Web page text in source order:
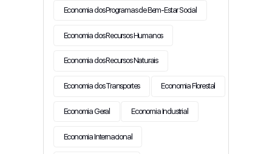
Economia dos Programas de Bem-Estar Social
Economia dos Recursos Humanos
Economia dos Recursos Naturais
Economia dos Transportes Economia Florestal
Economia Geral Economia Industrial
Economia Internacional